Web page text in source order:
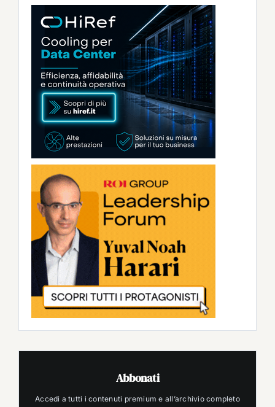
Abbonati
Accedi a tutti i contenuti premium e all’archivio completo